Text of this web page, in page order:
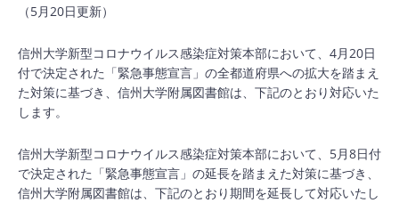
（5月20日更新）
信州大学新型コロナウイルス感染症対策本部において、4月20日
付で決定された「緊急事態宣言」の全都道府県への拡大を踏まえ
た対策に基づき、信州大学附属図書館は、下記のとおり対応いた
します。
信州大学新型コロナウイルス感染症対策本部において、5月8日付
で決定された「緊急事態宣言」の延長を踏まえた対策に基づき、
信州大学附属図書館は、下記のとおり期間を延長して対応いたし